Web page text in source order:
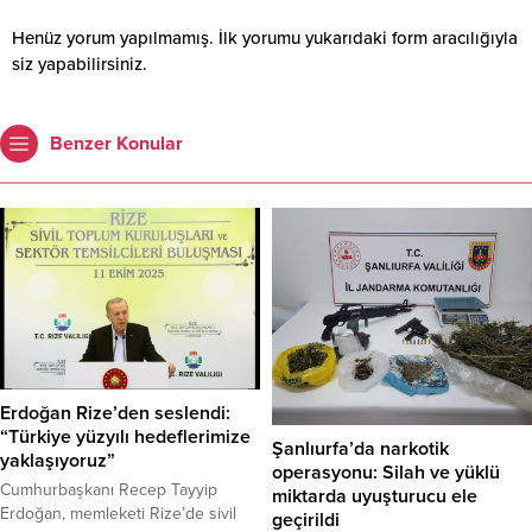
Henüz yorum yapılmamış. İlk yorumu yukarıdaki form aracılığıyla
siz yapabilirsiniz.
Benzer Konular
Erdoğan Rize’den seslendi:
“Türkiye yüzyılı hedeflerimize
yaklaşıyoruz”
Cumhurbaşkanı Recep Tayyip
Erdoğan, memleketi Rize’de sivil
Şanlıurfa’da narkotik
operasyonu: Silah ve yüklü
miktarda uyuşturucu ele
geçirildi